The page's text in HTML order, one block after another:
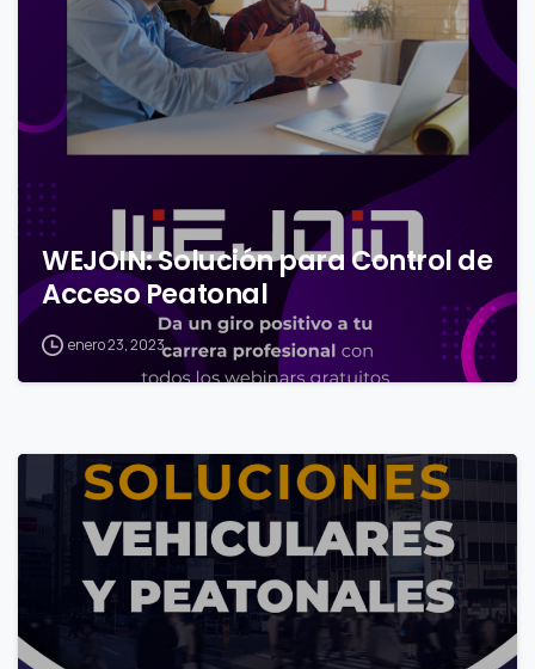
WEJOIN: Solución para Control de
Acceso Peatonal
enero 23, 2023